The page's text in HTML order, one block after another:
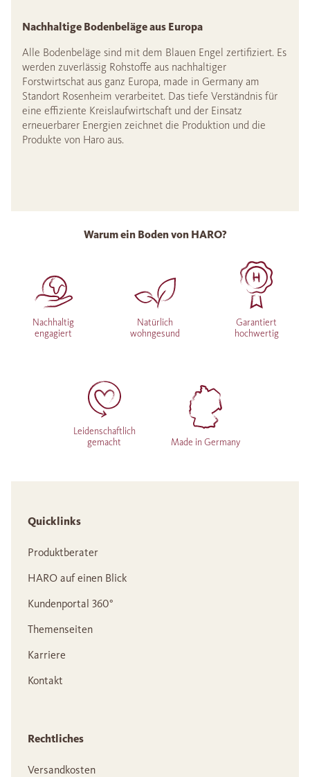
Nachhaltige Bodenbeläge aus Europa
Alle Bodenbeläge sind mit dem Blauen Engel zertifiziert. Es
werden zuverlässig Rohstoffe aus nachhaltiger
Forstwirtschat aus ganz Europa, made in Germany am
Standort Rosenheim verarbeitet. Das tiefe Verständnis für
eine effiziente Kreislaufwirtschaft und der Einsatz
erneuerbarer Energien zeichnet die Produktion und die
Produkte von Haro aus.
Warum ein Boden von HARO?
Nachhaltig
engagiert
Natürlich
wohngesund
Garantiert
hochwertig
Leidenschaftlich
gemacht
Made in Germany
Quicklinks
Produktberater
HARO auf einen Blick
Kundenportal 360°
Themenseiten
Karriere
Kontakt
Rechtliches
Versandkosten